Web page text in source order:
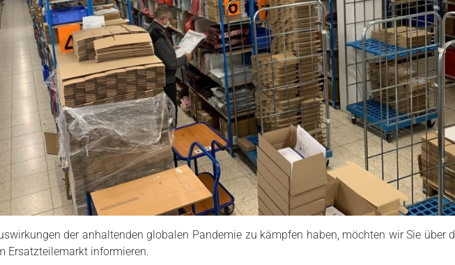
der anhaltenden globalen Pandemie zu kämpfen haben, möchten wir Sie über
Ersatzteilemarkt informieren.